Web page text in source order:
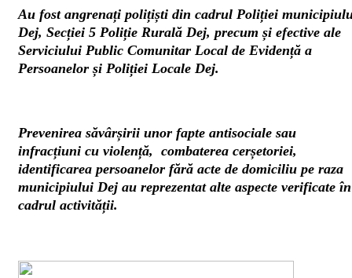
Au fost angrenați polițiști din cadrul Poliției
Dej, Secției 5 Poliție Rurală Dej, precum și efective ale
Serviciului Public Comunitar Local de Evidență a
Persoanelor și Poliției Locale Dej.
Prevenirea săvârșirii unor fapte antisociale sau
infracțiuni cu violență, combaterea cerșetoriei,
identificarea persoanelor fără acte de domiciliu pe raza
municipiului Dej au reprezentat alte aspecte verificate în
cadrul activității.